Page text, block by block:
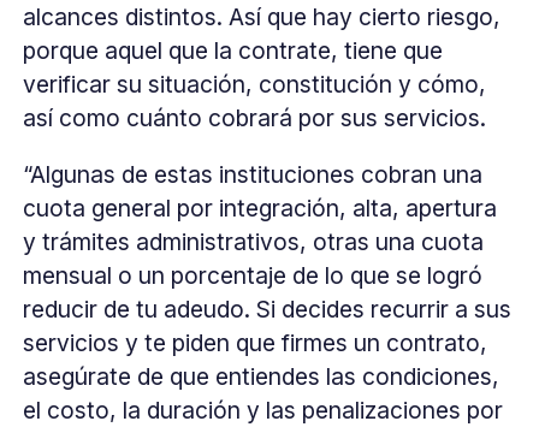
alcances distintos. Así que hay cierto riesgo,
porque aquel que la contrate, tiene que
verificar su situación, constitución y cómo,
así como cuánto cobrará por sus servicios.
“Algunas de estas instituciones cobran una
cuota general por integración, alta, apertura
y trámites administrativos, otras una cuota
mensual o un porcentaje de lo que se logró
reducir de tu adeudo. Si decides recurrir a sus
servicios y te piden que firmes un contrato,
asegúrate de que entiendes las condiciones,
el costo, la duración y las penalizaciones por